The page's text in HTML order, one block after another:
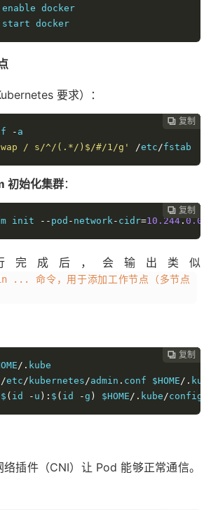
docker
start docker
要求）：
 复制
 复制
 复制
 复制
 复制
 复制
 复制
 复制
 复制
 复制
 复制
 复制
 复制
 复制
 复制
 复制
- a
/ s/^/(.*/)$/#/1/g' /etc/fstab
初始化集群：
 复制
 复制
 复制
 复制
 复制
 复制
 复制
 复制
 复制
 复制
 复制
 复制
 复制
 复制
 复制
init
-- pod - network- cidr=10.244 . 0.0
完成后，会输出类似
... 命令，用于添加工作节点（多节点
 复制
 复制
 复制
 复制
 复制
 复制
 复制
 复制
 复制
 复制
 复制
 复制
 复制
 复制
/. kube
/etc/ kubernetes/admin . conf $HOME/.
( id - u ): $ ( id -g ) $HOME/. kube/config
插件（CNI）让 Pod 能够正常通信。